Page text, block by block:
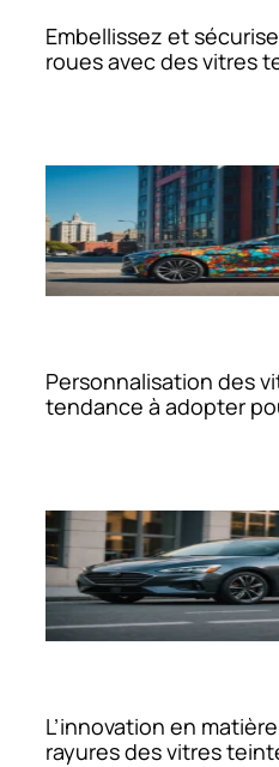
Embellissez et
roues avec des vitres
Personnalisation des
tendance à adopter
L’innovation en
rayures des vitres